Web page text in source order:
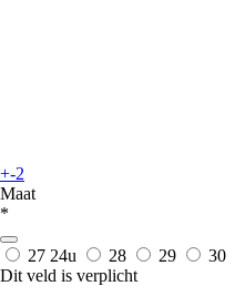
+-2
Maat
*
27 24u 28 29 30
Dit veld is verplicht